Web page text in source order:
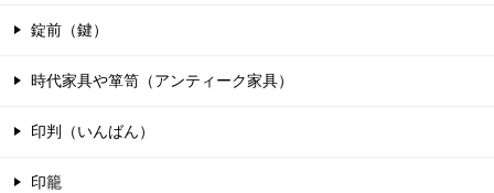
錠前（鍵）
時代家具や箪笥（アンティーク家具）
印判（いんばん）
印籠